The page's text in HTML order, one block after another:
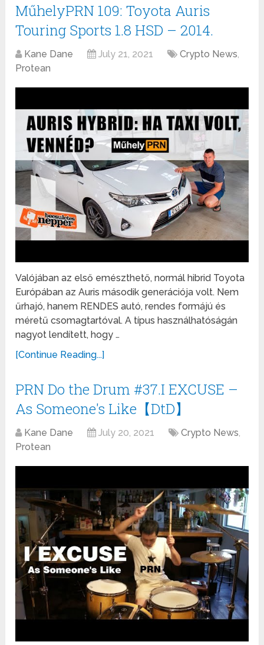
MűhelyPRN 109: Toyota Auris
Touring Sports 1.8 HSD – 2014.
Kane Dane July 21, 2021 Crypto News,
Protean
Valójában az első emészthető, normál hibrid Toyota
Európában az Auris második generációja volt. Nem
űrhajó, hanem RENDES autó, rendes formájú és
méretű csomagtartóval. A típus használhatóságán
nagyot lendített, hogy …
[Continue Reading...]
PRN Do the Drum #37.I EXCUSE –
As Someone's Like【DtD】
Kane Dane July 20, 2021 Crypto News,
Protean